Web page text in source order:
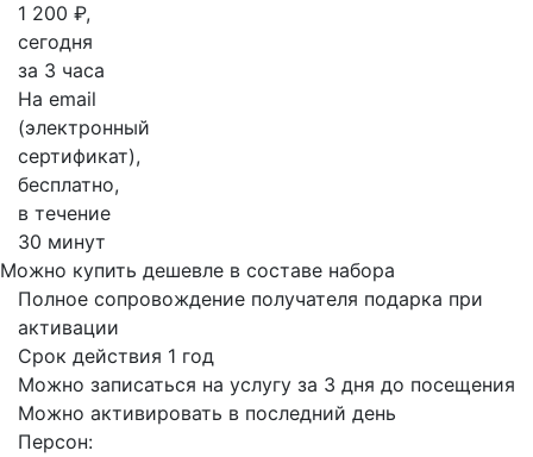
1 200 ₽,
сегодня
за 3 часа
На email
(электронный
сертификат),
бесплатно,
в течение
30 минут
Можно купить дешевле в составе набора
Полное сопровождение получателя подарка при
активации
Срок действия 1 год
Можно записаться на услугу за 3 дня до посещения
Можно активировать в последний день
Персон: